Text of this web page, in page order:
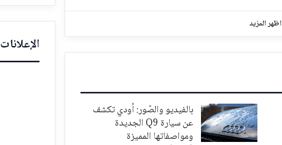
اظهر المزيد
بالفيديو والصّور: أودي تكشف
عن سيارة Q9 الجديدة
ومواصفاتها المميزة
الإعلانات